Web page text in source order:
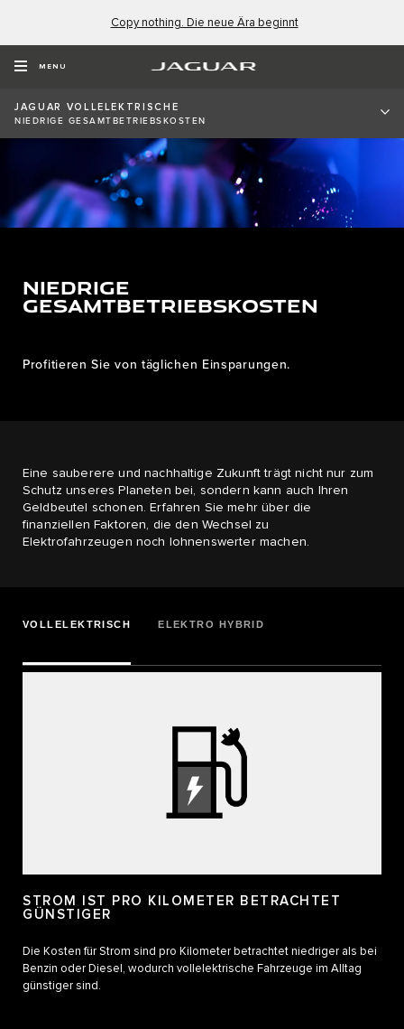
Copy nothing. Die neue Ära beginnt
MENU
JAGUAR VOLLELEKTRISCHE
NIEDRIGE GESAMTBETRIEBSKOSTEN
NIEDRIGE
GESAMTBETRIEBSKOSTEN
Profitieren Sie von täglichen Einsparungen.
Eine sauberere und nachhaltige Zukunft trägt nicht nur zum
Schutz unseres Planeten bei, sondern kann auch Ihren
Geldbeutel schonen. Erfahren Sie mehr über die
finanziellen Faktoren, die den Wechsel zu
Elektrofahrzeugen noch lohnenswerter machen.
VOLLELEKTRISCH ELEKTRO HYBRID
STROM IST PRO KILOMETER BETRACHTET
GÜNSTIGER
Die Kosten für Strom sind pro Kilometer betrachtet niedriger als bei
Benzin oder Diesel, wodurch vollelektrische Fahrzeuge im Alltag
günstiger sind.